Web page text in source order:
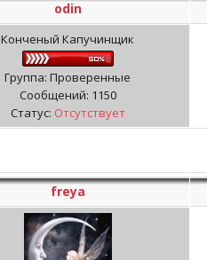
odin
Конченый Капучинщик
Группа: Проверенные
Сообщений: 1150
Статус: Отсутствует
freya